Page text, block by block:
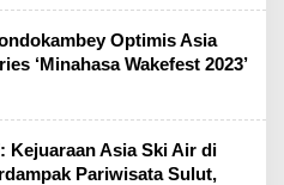
Optimis Asia
‘Minahasa Wakefest 2023’
Kejuaraan Asia Ski Air di
Pariwisata Sulut,